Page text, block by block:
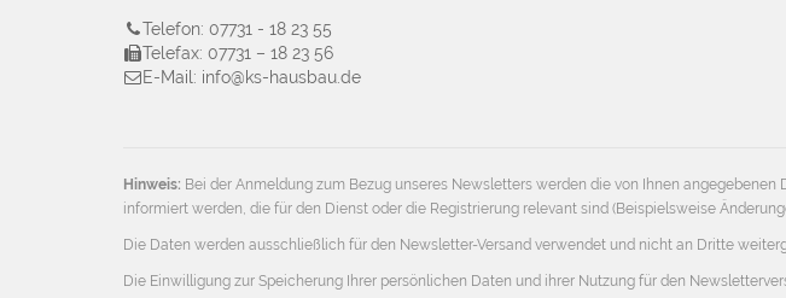
Telefon: 07731 - 18 23 55
Telefax: 07731 – 18 23 56
E-Mail: info@ks-hausbau.de
Hinweis: Bei der Anmeldung zum Bezug unseres Newsletters werden die von Ihnen
informiert werden, die für den Dienst oder die Registrierung relevant sind (Beispielsweise
Die Daten werden ausschließlich für den Newsletter-Versand verwendet und nicht an Dritte
Die Einwilligung zur Speicherung Ihrer persönlichen Daten und ihrer Nutzung für den